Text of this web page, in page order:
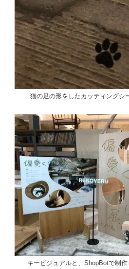
猫の足の形をしたカッティングシ
キービジュアルと、ShopBotで制